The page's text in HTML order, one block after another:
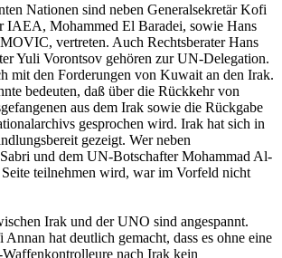
Nationen sind neben Generalsekretär Kofi
IAEA, Mohammed El Baradei, sowie Hans
vertreten. Auch Rechtsberater Hans
Yuli Vorontsov gehören zur UN-Delegation.
mit den Forderungen von Kuwait an den Irak.
bedeuten, daß über die Rückkehr von
aus dem Irak sowie die Rückgabe
gesprochen wird. Irak hat sich in
gezeigt. Wer neben
und dem UN-Botschafter Mohammad Al-
teilnehmen wird, war im Vorfeld nicht
Irak und der UNO sind angespannt.
hat deutlich gemacht, dass es ohne eine
nach Irak kein